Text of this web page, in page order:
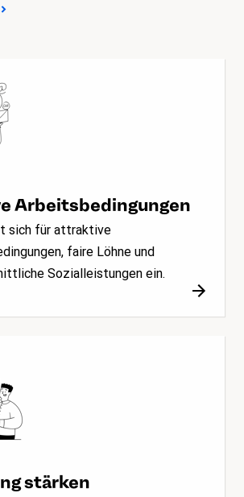
Arbeitsbedingungen
sich für attraktive
faire Löhne und
Sozialleistungen ein.
stärken